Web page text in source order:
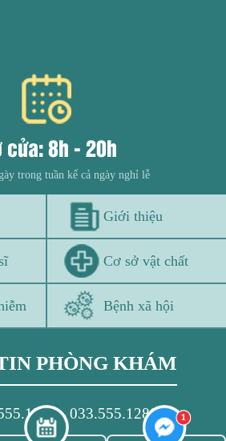
cửa: 8h - 20h
trong tuần kể cả ngày nghỉ lễ
Giới thiệu
Cơ sở vật chất
Bệnh xã hội
PHÒNG KHÁM
- 033.555.1280